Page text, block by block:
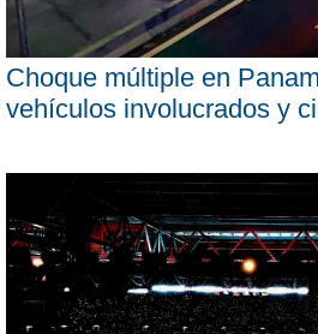
Choque múltiple en
vehículos involucrados y